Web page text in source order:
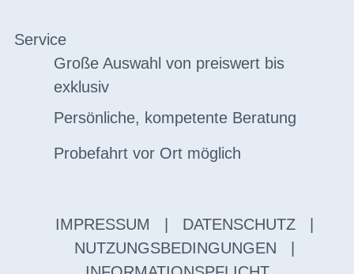
Service
Große Auswahl von preiswert bis
exklusiv
Persönliche, kompetente Beratung
Probefahrt vor Ort möglich
IMPRESSUM DATENSCHUTZ
NUTZUNGSBEDINGUNGEN